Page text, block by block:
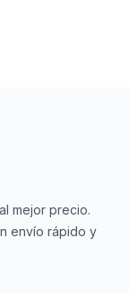
mejor precio.
envío rápido y